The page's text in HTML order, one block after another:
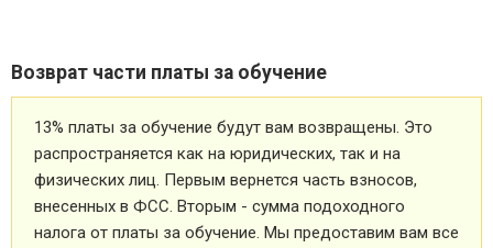
Возврат части платы за обучение
13% платы за обучение будут вам возвращены. Это
распространяется как на юридических, так и на
физических лиц. Первым вернется часть взносов,
внесенных в ФСС. Вторым - сумма подоходного
налога от платы за обучение. Мы предоставим вам все